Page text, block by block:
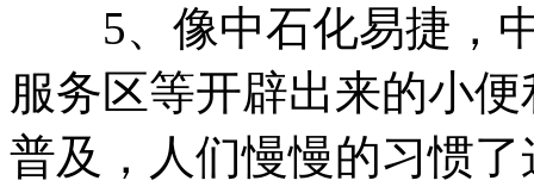
5、像中石化易捷，中
服务区等开辟出来的小
普及，人们慢慢的习惯